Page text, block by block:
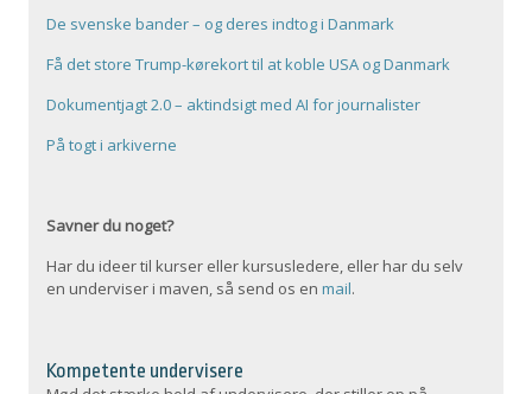
De svenske bander – og deres indtog i Danmark
Få det store Trump-kørekort til at koble USA og Danmark
Dokumentjagt 2.0 – aktindsigt med AI for journalister
På togt i arkiverne
Savner du noget?
Har du ideer til kurser eller kursusledere, eller har du selv
en underviser i maven, så send os enmail.
Kompetente undervisere